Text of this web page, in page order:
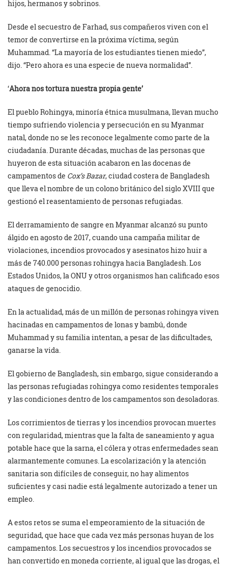
hijos, hermanos y sobrinos.
Desde el secuestro de Farhad, sus compañeros viven con el
temor de convertirse en la próxima víctima, según
Muhammad. “La mayoría de los estudiantes tienen miedo”,
dijo. “Pero ahora es una especie de nueva normalidad”.
‘Ahora nos tortura nuestra propia gente’
El pueblo Rohingya, minoría étnica musulmana, llevan mucho
tiempo sufriendo violencia y persecución en su Myanmar
natal, donde no se les reconoce legalmente como parte de la
ciudadanía. Durante décadas, muchas de las personas que
huyeron de esta situación acabaron en las docenas de
campamentos de Cox’s Bazar, ciudad costera de Bangladesh
que lleva el nombre de un colono británico del siglo XVIII que
gestionó el reasentamiento de personas refugiadas.
El derramamiento de sangre en Myanmar alcanzó su punto
álgido en agosto de 2017, cuando una campaña militar de
violaciones, incendios provocados y asesinatos hizo huir a
más de 740.000 personas rohingya hacia Bangladesh. Los
Estados Unidos, la ONU y otros organismos han calificado esos
ataques de genocidio.
En la actualidad, más de un millón de personas rohingya viven
hacinadas en campamentos de lonas y bambú, donde
Muhammad y su familia intentan, a pesar de las dificultades,
ganarse la vida.
El gobierno de Bangladesh, sin embargo, sigue considerando a
las personas refugiadas rohingya como residentes temporales
y las condiciones dentro de los campamentos son desoladoras.
Los corrimientos de tierras y los incendios provocan muertes
con regularidad, mientras que la falta de saneamiento y agua
potable hace que la sarna, el cólera y otras enfermedades sean
alarmantemente comunes. La escolarización y la atención
sanitaria son difíciles de conseguir, no hay alimentos
suficientes y casi nadie está legalmente autorizado a tener un
empleo.
A estos retos se suma el empeoramiento de la situación de
seguridad, que hace que cada vez más personas huyan de los
campamentos. Los secuestros y los incendios provocados se
han convertido en moneda corriente, al igual que las drogas, el